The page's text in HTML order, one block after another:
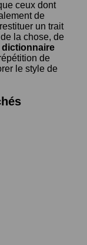
ceux dont
de
un trait
la chose, de
dictionnaire
de
le style de